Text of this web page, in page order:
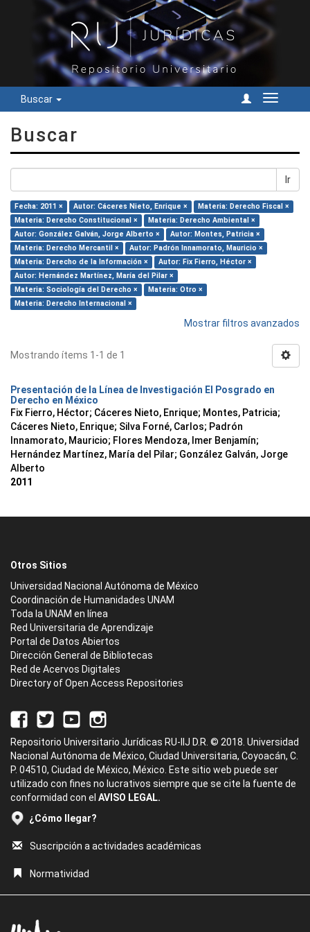
Buscar
Cambiar
Buscar
Ir
Fecha: 2011 × Autor: Cáceres Nieto, Enrique ×
Materia: Derecho Fiscal ×
Materia: Derecho Constitucional ×
Materia: Derecho Ambiental ×
Autor: González Galván, Jorge Alberto ×
Autor: Montes, Patricia ×
Materia: Derecho Mercantil ×
Autor: Padrón Innamorato, Mauricio ×
Materia: Derecho de la Información ×
Autor: Fix Fierro, Héctor ×
Autor: Hernández Martínez, María del Pilar ×
Materia: Sociología del Derecho ×
Materia: Otro ×
Materia: Derecho Internacional ×
Mostrar filtros avanzados
Mostrando ítems 1-1 de 1
Presentación de la Línea de Investigación El Posgrado en
Derecho en México
Fix Fierro, Héctor; Cáceres Nieto, Enrique; Montes, Patricia;
Cáceres Nieto, Enrique; Silva Forné, Carlos; Padrón
Innamorato, Mauricio; Flores Mendoza, Imer Benjamín;
Hernández Martínez, María del Pilar; González Galván, Jorge
Alberto
2011
Otros Sitios
Universidad Nacional Autónoma de México
Coordinación de Humanidades UNAM
Toda la UNAM en línea
Red Universitaria de Aprendizaje
Portal de Datos Abiertos
Dirección General de Bibliotecas
Red de Acervos Digitales
Directory of Open Access Repositories
Repositorio Universitario Jurídicas RU-IIJ D.R. © 2018. Universidad
Nacional Autónoma de México, Ciudad Universitaria, Coyoacán, C.
P. 04510, Ciudad de México, México. Este sitio web puede ser
utilizado con fines no lucrativos siempre que se cite la fuente de
conformidad con el AVISO LEGAL.
¿Cómo llegar?
Suscripción a actividades académicas
Normatividad